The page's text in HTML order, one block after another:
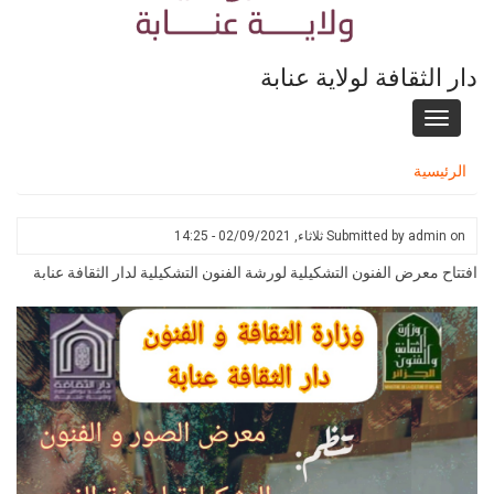
دار الثقافة لولاية عنابة
Toggle
الرئيسية
Submitted by admin on ثلاثاء, 02/09/2021 - 14:25
افتتاح معرض الفنون التشكيلية لورشة الفنون التشكيلية لدار الثقافة عنابة